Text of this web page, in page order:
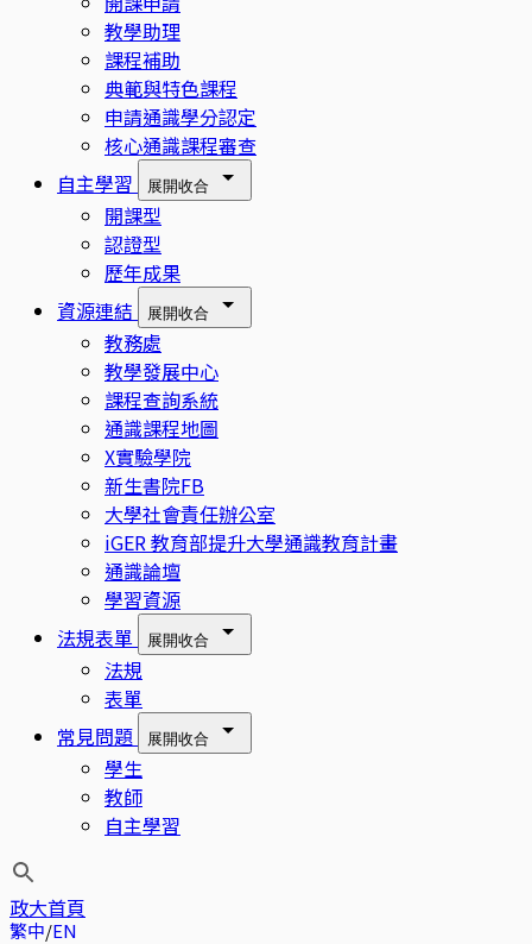
教學助理
課程補助
典範與特色課程
申請通識學分認定
核心通識課程審查
自主學習
展開收合
開課型
認證型
歷年成果
資源連結
展開收合
教務處
教學發展中心
課程查詢系統
通識課程地圖
X實驗學院
新生書院FB
大學社會責任辦公室
iGER 教育部提升大學通識教育計畫
通識論壇
學習資源
法規表單
展開收合
法規
表單
常見問題
展開收合
學生
教師
自主學習
政大首頁
繁中 EN